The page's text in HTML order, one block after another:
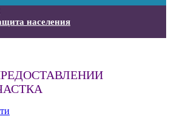
населения